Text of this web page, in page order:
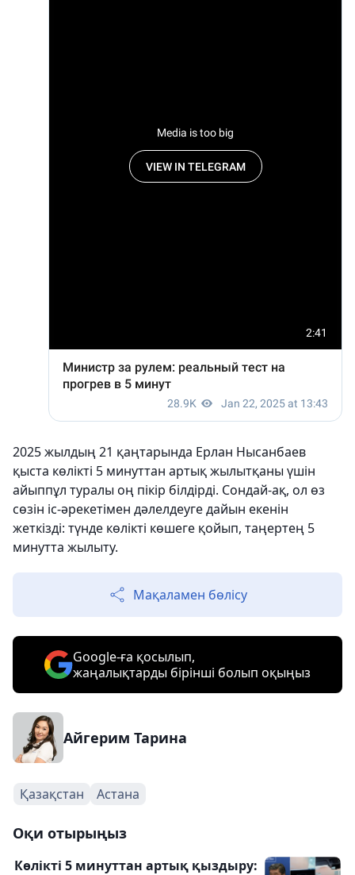
2025 жылдың 21 қаңтарында Ерлан Нысанбаев
қыста көлікті 5 минуттан артық жылытқаны үшін
айыппұл туралы оң пікір білдірді. Сондай-ақ, ол өз
сөзін іс-әрекетімен дәлелдеуге дайын екенін
жеткізді: түнде көлікті көшеге қойып, таңертең 5
минутта жылыту.
Мақаламен бөлісу
Google-ға қосылып,
жаңалықтарды бірінші болып оқыңыз
Айгерим Тарина
Қазақстан Астана
Оқи отырыңыз
Көлікті 5 минуттан артық қыздыру: